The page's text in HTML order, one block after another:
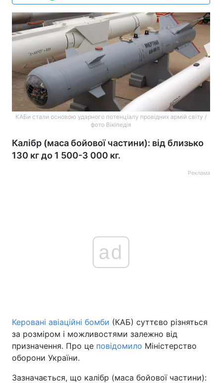
КАБи стали основою ударного потенціалу провідних армій світу /
фото Вікіпедія
Калібр (маса бойової частини): від близько
130 кг до 1 500-3 000 кг.
Реклама
ad
Керовані авіаційні бомби (КАБ) суттєво різняться
за розміром і можливостями залежно від
призначення. Про це повідомило Міністерство
оборони України.
Зазначається, що калібр (маса бойової частини):